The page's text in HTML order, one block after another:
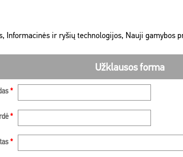
Informacinės ir ryšių technologijos, Nauji gamybos
Užklausos forma
*
*
*